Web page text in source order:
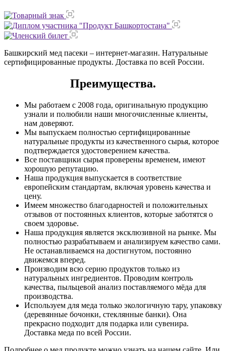
Башкирский мед пасеки – интернет-магазин. Натуральные
сертифицированные продукты. Доставка по всей России.
Преимущества.
Мы работаем с 2008 года, оригинальную продукцию
узнали и полюбили наши многочисленные клиенты,
нам доверяют.
Мы выпускаем полностью сертифицированные
натуральные продукты из качественного сырья, которое
подтверждается удостоверением качества.
Все поставщики сырья проверены временем, имеют
хорошую репутацию.
Наша продукция выпускается в соответствие
европейским стандартам, включая уровень качества и
цену.
Имеем множество благодарностей и положительных
отзывов от постоянных клиентов, которые заботятся о
своем здоровье.
Наша продукция является эксклюзивной на рынке. Мы
полностью разрабатываем и анализируем качество сами.
Не останавливаемся на достигнутом, постоянно
движемся вперед.
Производим всю серию продуктов только из
натуральных ингредиентов. Проводим контроль
качества, пыльцевой анализ поставляемого мёда для
производства.
Используем для меда только экологичную тару, упаковку
(деревянные бочонки, стеклянные банки). Она
прекрасно подходит для подарка или сувенира.
Доставка меда по всей России.